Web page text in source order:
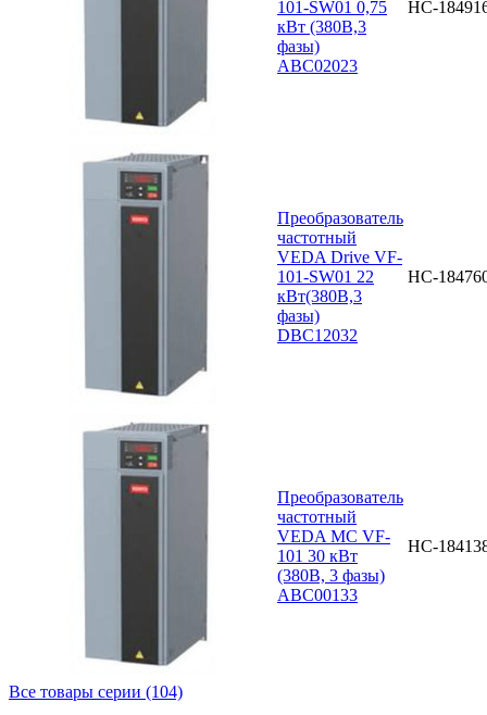
101-SW01 0,75
кВт (380В,3
фазы)
ABC02023
НС-
Преобразователь
частотный
VEDA Drive VF-
101-SW01 22
кВт(380В,3
фазы)
DBC12032
НС-
Преобразователь
частотный
VEDA MC VF-
101 30 кВт
(380В, 3 фазы)
ABC00133
НС-
Все товары серии (104)